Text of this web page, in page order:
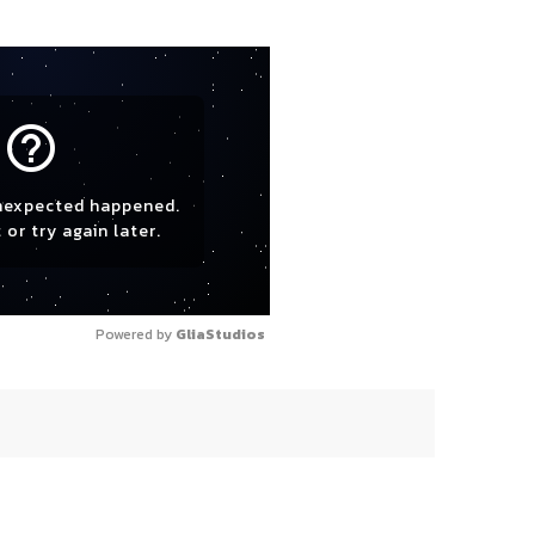
help_outline
happened.
or try again later.
Powered by GliaStudios